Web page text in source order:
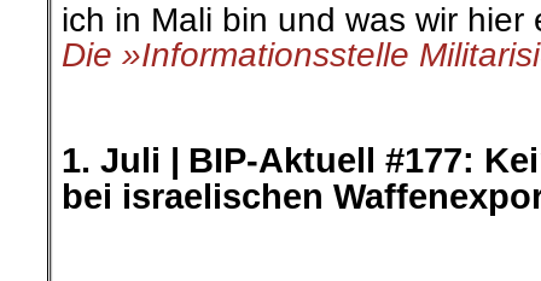
Der israelische Oberste
juristische Überprüfung
den Obersten Gerichtshof
um mehr Transparenz